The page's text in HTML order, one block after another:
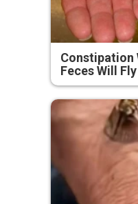
Constipation
Feces Will